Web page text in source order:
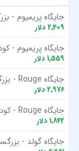
جایگاه پریمیوم -
2,409 دلار
جایگاه پریمیوم -
1,559 دلار
جایگاه Rouge - بزرگسال
2,976 دلار
جایگاه Rouge - کودک
1,842 دلار
جایگاه گولد -